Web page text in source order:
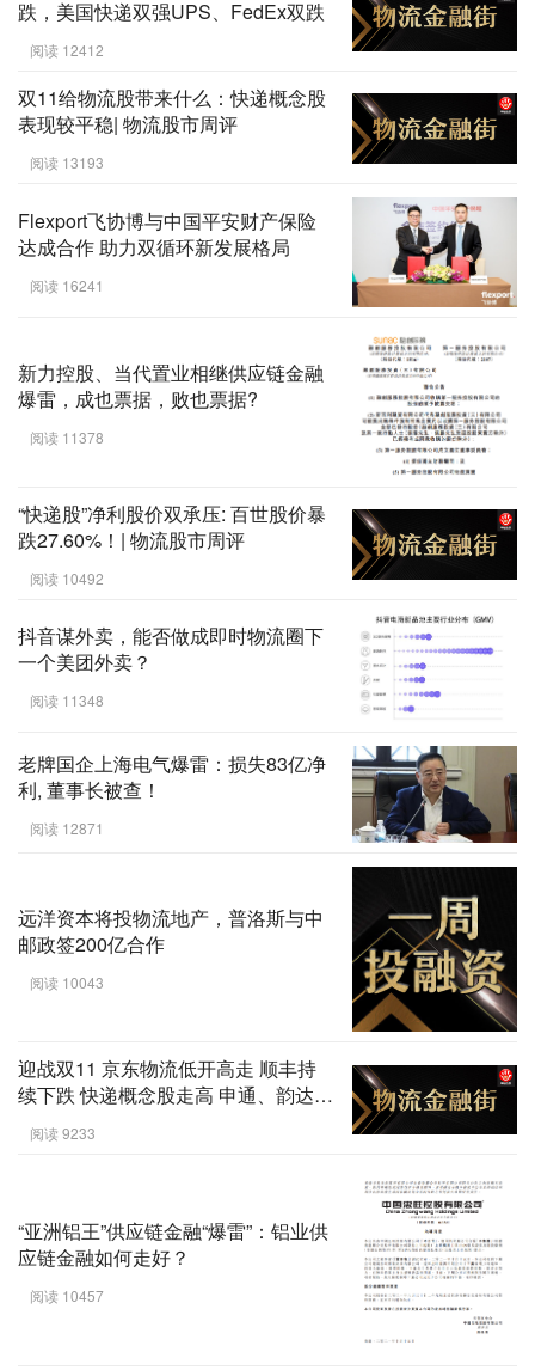
跌，美国快递双强UPS、FedEx双跌
阅读 12412
双11给物流股带来什么：快递概念股
表现较平稳| 物流股市周评
阅读 13193
Flexport飞协博与中国平安财产保险
达成合作 助力双循环新发展格局
阅读 16241
新力控股、当代置业相继供应链金融
爆雷，成也票据，败也票据?
阅读 11378
“快递股”净利股价双承压: 百世股价暴
跌27.60%！| 物流股市周评
阅读 10492
抖音谋外卖，能否做成即时物流圈下
一个美团外卖？
阅读 11348
老牌国企上海电气爆雷：损失83亿净
利, 董事长被查！
阅读 12871
远洋资本将投物流地产，普洛斯与中
邮政签200亿合作
阅读 10043
迎战双11 京东物流低开高走 顺丰持
续下跌 快递概念股走高 申通、韵达、
圆通涨停 | 物流股市周评
阅读 9233
“亚洲铝王”供应链金融“爆雷”：铝业供
应链金融如何走好？
阅读 10457